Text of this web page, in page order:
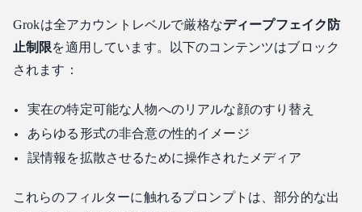
Grokは全アカウントレベルで厳格なディープフェイク防
止制限を適用しています。以下のコンテンツはブロック
されます：
実在の特定可能な人物へのリアルな顔のすり替え
あらゆる形式の非合意の性的イメージ
誤情報を拡散させるために操作されたメディア
これらのフィルターに触れるプロンプトは、部分的な出